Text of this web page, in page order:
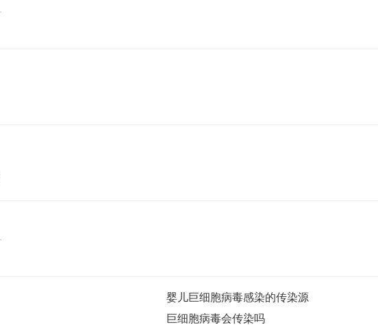
婴儿巨细胞病毒感染的传染源
巨细胞病毒会传染吗